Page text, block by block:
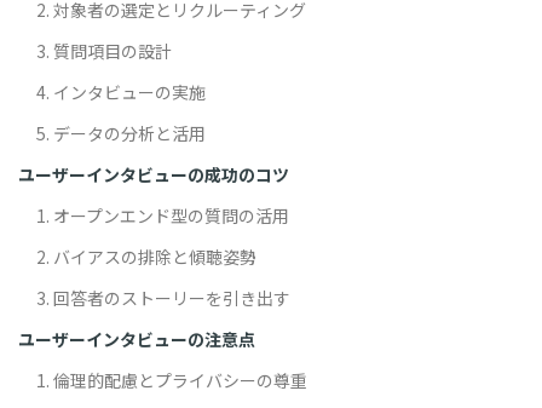
2. 対象者の選定とリクルーティング
3. 質問項目の設計
4. インタビューの実施
5. データの分析と活用
ユーザーインタビューの成功のコツ
1. オープンエンド型の質問の活用
2. バイアスの排除と傾聴姿勢
3. 回答者のストーリーを引き出す
ユーザーインタビューの注意点
1. 倫理的配慮とプライバシーの尊重